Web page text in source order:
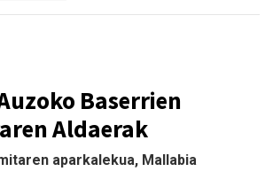
Baserrien
Aldaerak
aparkalekua, Mallabia